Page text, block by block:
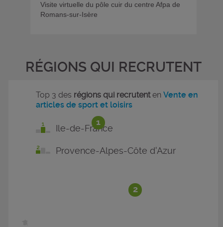
Visite virtuelle du pôle cuir du centre Afpa de
Romans-sur-Isère
RÉGIONS QUI RECRUTENT
1
2
Top 3 des régions qui recrutentenVente en
articles de sport et loisirs
Ile-de-France
Provence-Alpes-Côte d'Azur